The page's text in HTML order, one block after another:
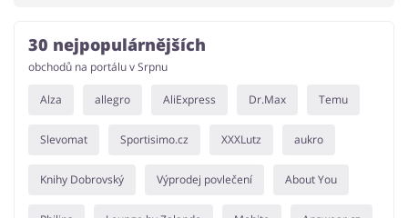
30 nejpopulárnějších
obchodů na portálu v Srpnu
Alza allegro AliExpress Dr.Max Temu
Slevomat Sportisimo.cz XXXLutz aukro
Knihy Dobrovský Výprodej povlečení About You